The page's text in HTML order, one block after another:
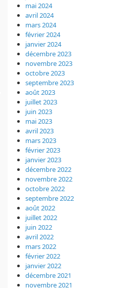
mai 2024
avril 2024
mars 2024
février 2024
janvier 2024
décembre 2023
novembre 2023
octobre 2023
septembre 2023
août 2023
juillet 2023
juin 2023
mai 2023
avril 2023
mars 2023
février 2023
janvier 2023
décembre 2022
novembre 2022
octobre 2022
septembre 2022
août 2022
juillet 2022
juin 2022
avril 2022
mars 2022
février 2022
janvier 2022
décembre 2021
novembre 2021